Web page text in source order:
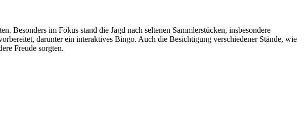
Besonders im Fokus stand die Jagd nach seltenen Sammlerstücken, insbesondere
darunter ein interaktives Bingo. Auch die Besichtigung verschiedener Stände, wie
Freude sorgten.